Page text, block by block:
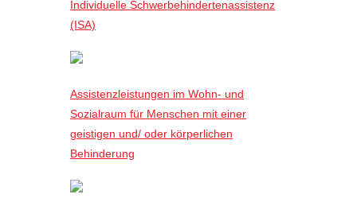
Individuelle Schwerbehindertenassistenz
(ISA)
Assistenzleistungen im Wohn- und
Sozialraum für Menschen mit einer
geistigen und/ oder körperlichen
Behinderung